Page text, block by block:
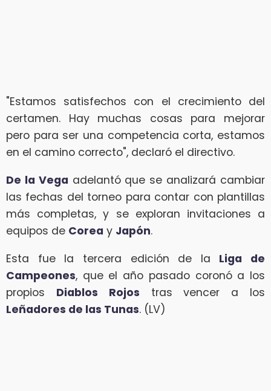
"Estamos satisfechos con el crecimiento del
certamen. Hay muchas cosas para mejorar
pero para ser una competencia corta, estamos
en el camino correcto", declaró el directivo.
De la Vega adelantó que se analizará cambiar
las fechas del torneo para contar con plantillas
más completas, y se exploran invitaciones a
equipos de Corea y Japón.
Esta fue la tercera edición de la Liga de
Campeones, que el año pasado coronó a los
propios Diablos Rojos tras vencer a los
Leñadores de las Tunas. (LV)